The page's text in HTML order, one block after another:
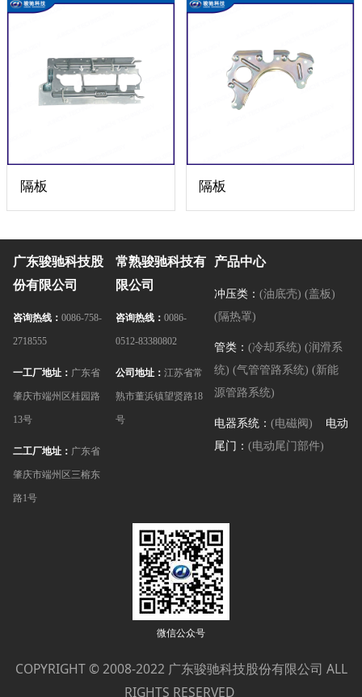
隔板 隔板
广东骏驰科技股
份有限公司
咨询热线： 0086-758-
2718555
一工厂地址： 广东省
肇庆市端州区桂园路
13号
二工厂地址： 广东省
肇庆市端州区三榕东
路1号
常熟骏驰科技有
限公司
咨询热线： 0086-
0512-83380802
公司地址： 江苏省常
熟市董浜镇望贤路18
号
产品中心
冲压类： (油底壳) (盖板)
(隔热罩)
管类： (冷却系统) (润滑系
统) (气管管路系统) (新能
源管路系统)
电器系统： (电磁阀) 电动
尾门： (电动尾门部件)
微信公众号
COPYRIGHT © 2008-2022 广东骏驰科技股份有限公司 ALL
RIGHTS RESERVED